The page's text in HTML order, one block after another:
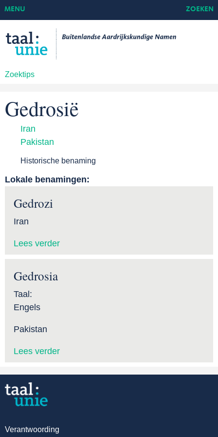
Zoektips
MENU ZOEKEN
Gedrosië
Iran
Pakistan
Historische benaming
Lokale benamingen:
Gedrozi
Iran
Lees verder
Gedrosia
Taal:
Engels
Pakistan
Lees verder
Verantwoording